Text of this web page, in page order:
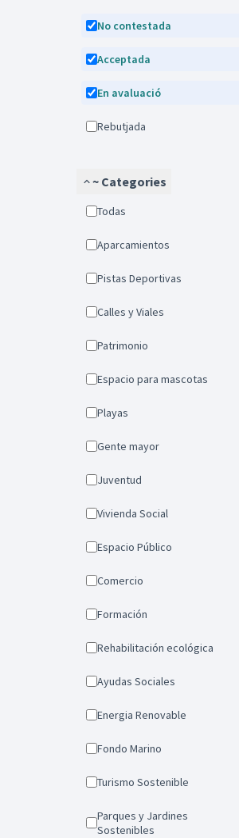
No contestada
Acceptada
En avaluació
Rebutjada
~ Categories
Todas
Aparcamientos
Pistas Deportivas
Calles y Viales
Patrimonio
Espacio para mascotas
Playas
Gente mayor
Juventud
Vivienda Social
Espacio Público
Comercio
Formación
Rehabilitación ecológica
Ayudas Sociales
Energia Renovable
Fondo Marino
Turismo Sostenible
Parques y Jardines
Sostenibles